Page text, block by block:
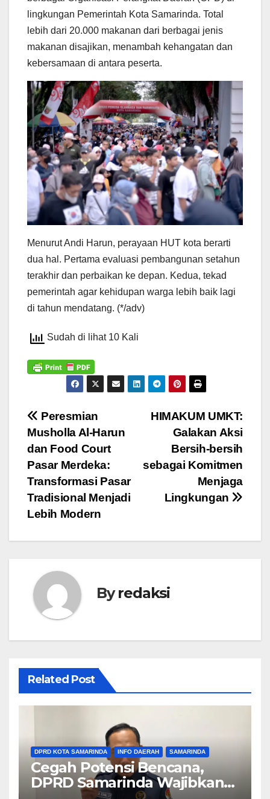
lingkungan Pemerintah Kota Samarinda. Total
lebih dari 20.000 makanan dari berbagai jenis
makanan disajikan, menambah kehangatan dan
kebersamaan di antara peserta.
Menurut Andi Harun, perayaan HUT kota berarti
dua hal. Pertama evaluasi pembangunan setahun
terakhir dan perbaikan ke depan. Kedua, tekad
pemerintah agar kehidupan warga lebih baik lagi
di tahun mendatang. (*/adv)
Sudah di lihat 10 Kali
Navigasi
pos
HIMAKUM UMKT:
Galakan Aksi
Bersih-bersih
sebagai Komitmen
Menjaga
Lingkungan
Peresmian
Musholla Al-Harun
dan Food Court
Pasar Merdeka:
Transformasi Pasar
Tradisional Menjadi
Lebih Modern
Byredaksi
Related Post
DPRD KOTA SAMARINDA INFO DAERAH SAMARINDA
Cegah Potensi Bencana,
DPRD Samarinda Wajibkan